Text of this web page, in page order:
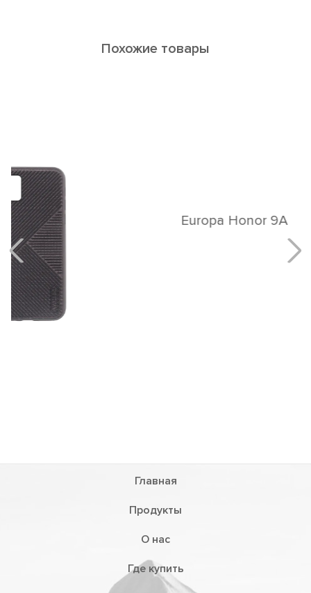
Похожие товары
Europa Honor 9A
Главная
Продукты
О нас
Где купить